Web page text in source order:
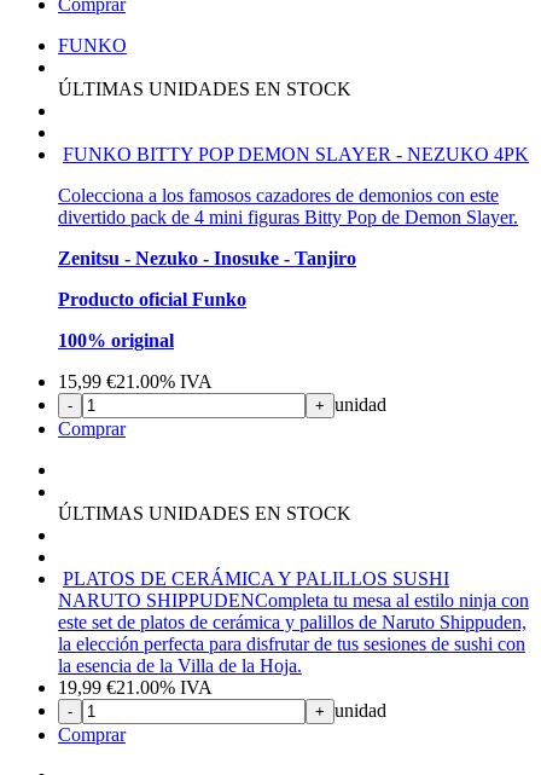
Comprar
FUNKO
ÚLTIMAS UNIDADES EN STOCK
FUNKO BITTY POP DEMON SLAYER - NEZUKO 4PK
Colecciona a los famosos cazadores de demonios con este
divertido pack de 4 mini figuras Bitty Pop de Demon Slayer.
Zenitsu - Nezuko - Inosuke - Tanjiro
Producto oficial Funko
100% original
15,99 €21.00% IVA
- + unidad
Comprar
ÚLTIMAS UNIDADES EN STOCK
PLATOS DE CERÁMICA Y PALILLOS SUSHI
NARUTO SHIPPUDENCompleta tu mesa al estilo ninja con
este set de platos de cerámica y palillos de Naruto Shippuden,
la elección perfecta para disfrutar de tus sesiones de sushi con
la esencia de la Villa de la Hoja.
19,99 €21.00% IVA
- + unidad
Comprar